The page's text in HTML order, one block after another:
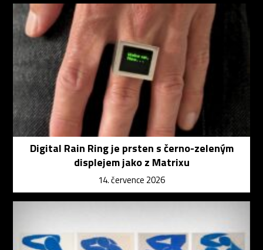
Digital Rain Ring je prsten s černo-zeleným
displejem jako z Matrixu
14. července 2026